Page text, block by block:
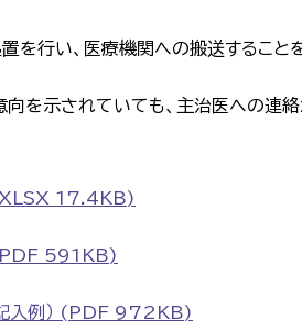
を行い、医療機関への搬送すること
を示されていても、主治医への連
(XLSX 17.4KB)
(PDF 591KB)
記入例） (PDF 972KB)